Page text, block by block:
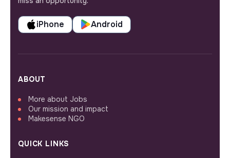
iPhone Android
ABOUT
More about Jobs
Our mission and impact
Makesense NGO
QUICK LINKS